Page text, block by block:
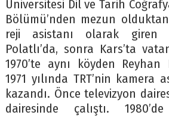
Üniversitesi Dil ve Tarih
Bölümü’nden mezun
reji asistanı olarak giren
Polatlı’da, sonra Kars’ta
1970’te aynı köyden Reyhan
1971 yılında TRT’nin kamera
kazandı. Önce televizyon
dairesinde çalıştı.